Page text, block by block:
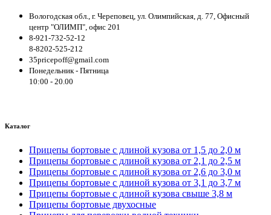
Вологодская обл., г. Череповец, ул. Олимпийская, д. 77, Офисный
центр "ОЛИМП", офис 201
8-921-732-52-12
8-8202-525-212
35pricepoff@gmail.com
Понедельник - Пятница
10:00 - 20.00
Каталог
Прицепы бортовые с длиной кузова от 1,5 до 2,0 м
Прицепы бортовые с длиной кузова от 2,1 до 2,5 м
Прицепы бортовые с длиной кузова от 2,6 до 3,0 м
Прицепы бортовые с длиной кузова от 3,1 до 3,7 м
Прицепы бортовые с длиной кузова свыше 3,8 м
Прицепы бортовые двухосные